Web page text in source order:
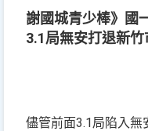
謝國城青少棒》
3.1局無安打退新竹
儘管前面3.1局陷入